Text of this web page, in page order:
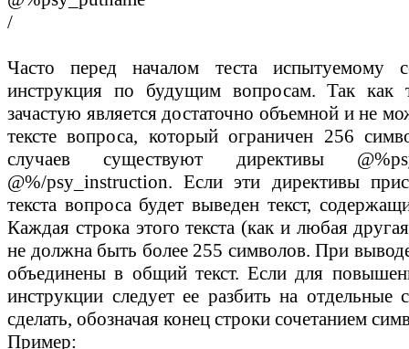
/
Часто перед началом теста испытуемому
инструкция по будущим вопросам. Так как
зачастую является достаточно объемной и не
тексте вопроса, который ограничен 256
случаев существуют директивы
@%/psy_instruction. Если эти директивы
текста вопроса будет выведен текст,
Каждая строка этого текста (как и любая
не должна быть более 255 символов. При
объединены в общий текст. Если для
инструкции следует ее разбить на отдельные
сделать, обозначая конец строки сочетанием
Пример: